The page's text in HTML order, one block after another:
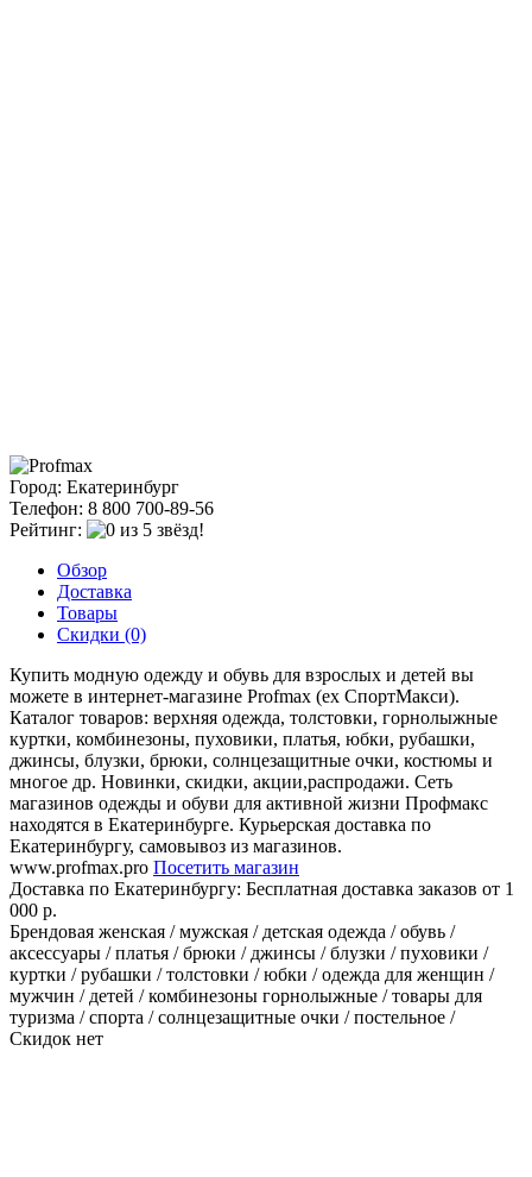
Город: Екатеринбург
Телефон: 8 800 700-89-56
Рейтинг:
Обзор
Доставка
Товары
Скидки (0)
Купить модную одежду и обувь для взрослых и детей вы
можете в интернет-магазине Рrofmax (ex СпортМакси).
Каталог товаров: верхняя одежда, толстовки, горнолыжные
куртки, комбинезоны, пуховики, платья, юбки, рубашки,
джинсы, блузки, брюки, солнцезащитные очки, костюмы и
многое др. Новинки, скидки, акции,распродажи. Сеть
магазинов одежды и обуви для активной жизни Профмакс
находятся в Екатеринбурге. Курьерская доставка по
Екатеринбургу, самовывоз из магазинов.
www.profmax.pro Посетить магазин
Доставка по Екатеринбургу: Бесплатная доставка заказов от 1
000 р.
Брендовая женская / мужская / детская одежда / обувь /
аксессуары / платья / брюки / джинсы / блузки / пуховики /
куртки / рубашки / толстовки / юбки / одежда для женщин /
мужчин / детей / комбинезоны горнолыжные / товары для
туризма / спорта / солнцезащитные очки / постельное /
Скидок нет